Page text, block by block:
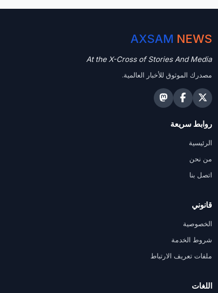
AXSAM NEWS
At the X-Cross of Stories And Media
مصدرك الموثوق للأخبار العالمية.
روابط سريعة
الرئيسية
من نحن
اتصل بنا
قانوني
الخصوصية
شروط الخدمة
ملفات تعريف الارتباط
اللغات